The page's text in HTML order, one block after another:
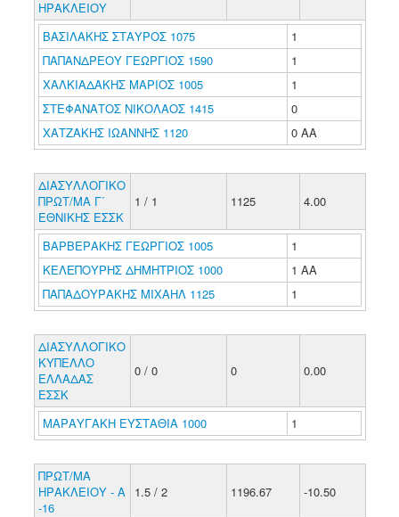
ΗΡΑΚΛΕΙΟΥ
ΒΑΣΙΛΑΚΗΣ ΣΤΑΥΡΟΣ 1075
1
ΠΑΠΑΝΔΡΕΟΥ ΓΕΩΡΓΙΟΣ 1590
1
ΧΑΛΚΙΑΔΑΚΗΣ ΜΑΡΙΟΣ 1005
1
ΣΤΕΦΑΝΑΤΟΣ ΝΙΚΟΛΑΟΣ 1415
0
ΧΑΤΖΑΚΗΣ ΙΩΑΝΝΗΣ 1120
0 ΑΑ
ΔΙΑΣΥΛΛΟΓΙΚΟ
ΠΡΩΤ/ΜΑ Γ΄
ΕΘΝΙΚΗΣ ΕΣΣΚ
1 / 1 1125 4.00
ΒΑΡΒΕΡΑΚΗΣ ΓΕΩΡΓΙΟΣ 1005
1
ΚΕΛΕΠΟΥΡΗΣ ΔΗΜΗΤΡΙΟΣ 1000
1 ΑΑ
ΠΑΠΑΔΟΥΡΑΚΗΣ ΜΙΧΑΗΛ 1125
1
ΔΙΑΣΥΛΛΟΓΙΚΟ
ΚΥΠΕΛΛΟ
ΕΛΛΑΔΑΣ
ΕΣΣΚ
0 / 0 0 0.00
ΜΑΡΑΥΓΑΚΗ ΕΥΣΤΑΘΙΑ 1000 1
ΠΡΩΤ/ΜΑ
ΗΡΑΚΛΕΙΟΥ - Α
-16
1.5 / 2 1196.67 -10.50